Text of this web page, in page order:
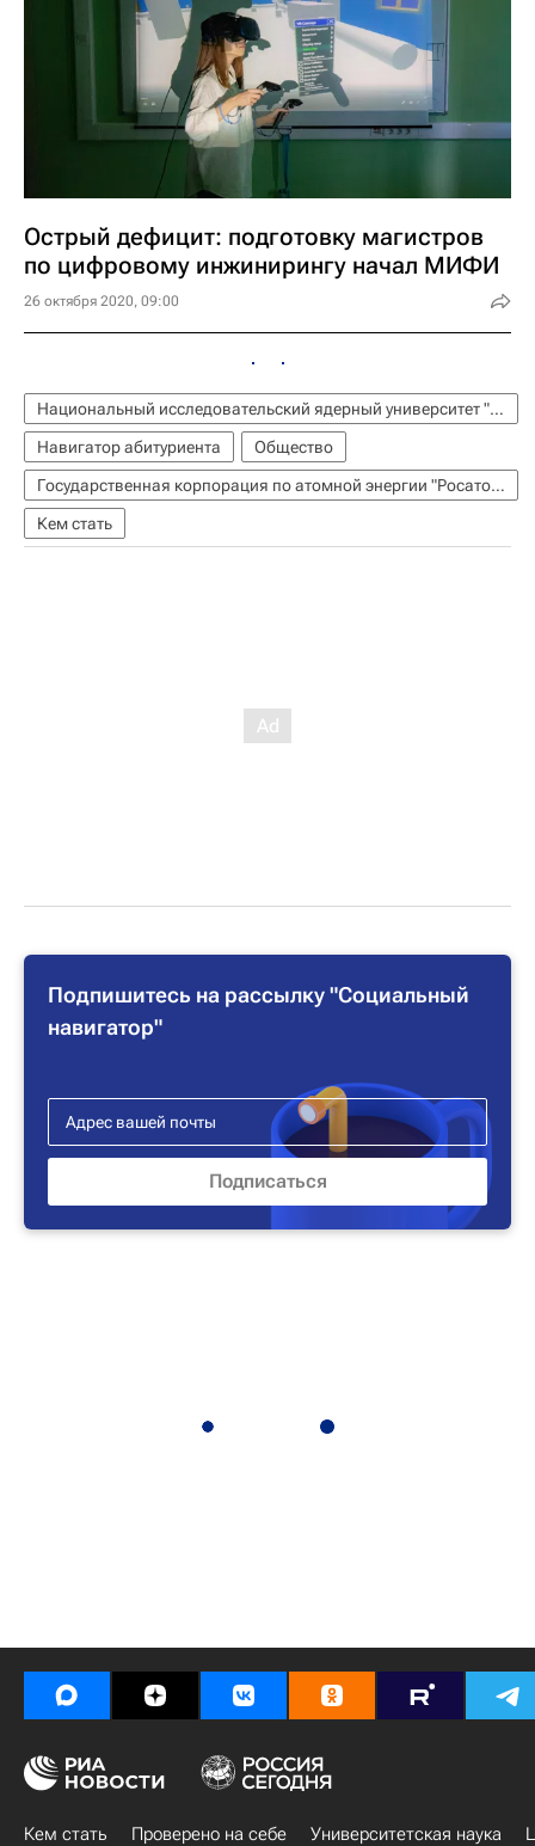
Острый дефицит: подготовку магистров
по цифровому инжинирингу начал МИФИ
26 октября 2020, 09:00
Национальный исследовательский ядерный университет "МИФИ"
Навигатор абитуриента
Общество
Государственная корпорация по атомной энергии "Росатом"
Кем стать
Подпишитесь на рассылку "Социальный
навигатор"
Кем стать Проверено на себе Университетская наука